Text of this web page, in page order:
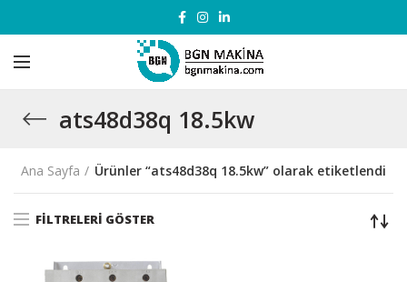
ats48d38q 18.5kw
Ana Sayfa Ürünler “ats48d38q 18.5kw” olarak etiketlendi
FILTRELERI GÖSTER